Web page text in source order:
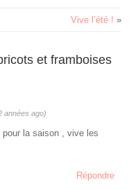
Vive l’été ! »
et framboises
années ago)
pour la saison , vive les
Répondre